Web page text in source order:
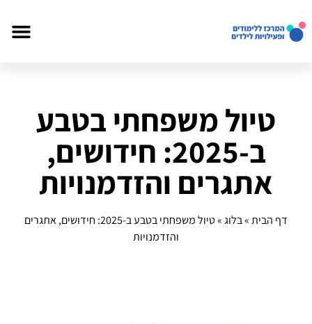
טיול משפחתי בטבע
ב-2025: חידושים,
אתגרים והזדמנויות
דף הבית»בלוג»
טיול משפחתי בטבע ב-2025: חידושים, אתגרים
והזדמנויות